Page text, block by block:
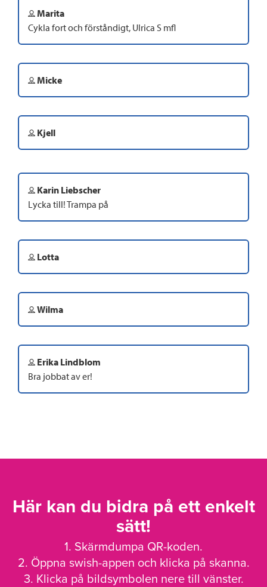
Marita
Cykla fort och förståndigt, Ulrica S mfl
Micke
Kjell
Karin Liebscher
Lycka till! Trampa på
Lotta
Wilma
Erika Lindblom
Bra jobbat av er!
Här kan du bidra på ett enkelt
sätt!
1. Skärmdumpa QR-koden.
2. Öppna swish-appen och klicka på skanna.
3. Klicka på bildsymbolen nere till vänster.